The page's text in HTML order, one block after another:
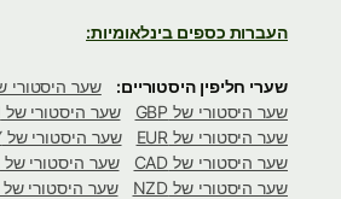
העברות כספים בינלאומיות:
שערי חליפין היסטוריים:
שער היסטורי של AUD
שער היסטורי של GBP
שער היסטורי של MXN
שער היסטורי של EUR
שער היסטורי של JPY
שער היסטורי של CAD
שער היסטורי של INR
שער היסטורי של NZD
שער היסטורי של ZAR